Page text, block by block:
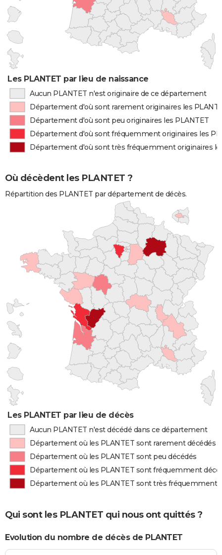
Les PLANTET par lieu de naissance
Aucun PLANTET n'est originaire de ce département
Département d'où sont rarement originaires les
Département d'où sont peu originaires les PLANTET
Département d'où sont fréquemment originaires les
Département d'où sont très fréquemment originaires
Où décèdent les PLANTET ?
Répartition des PLANTET par département de décès.
Les PLANTET par lieu de décès
Aucun PLANTET n'est décédé dans ce département
Département où les PLANTET sont rarement décédés
Département où les PLANTET sont peu décédés
Département où les PLANTET sont fréquemment
Département où les PLANTET sont très fréquemment
Qui sont les PLANTET qui nous ont quittés ?
Evolution du nombre de décès de PLANTET